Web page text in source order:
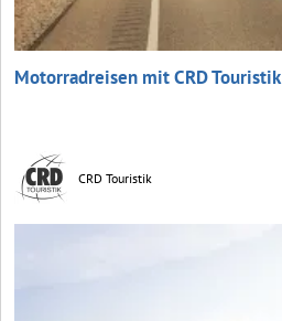
Motorradreisen mit CRD Touristik
CRD Touristik